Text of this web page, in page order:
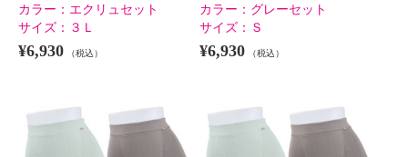
カラー： エクリュセット
サイズ： ３Ｌ
¥6,930 （税込）
カラー： グレーセット
サイズ： Ｓ
¥6,930 （税込）